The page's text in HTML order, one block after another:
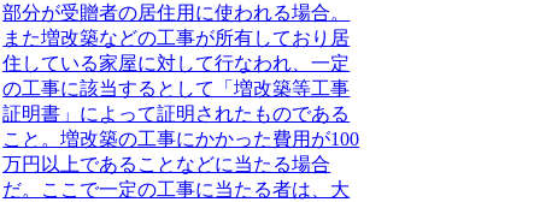
部分が受贈者の居住用に使われる場合。
また増改築などの工事が所有しており居
住している家屋に対して行なわれ、一定
の工事に該当するとして「増改築等工事
証明書」によって証明されたものである
こと。増改築の工事にかかった費用が100
万円以上であることなどに当たる場合
だ。ここで一定の工事に当たる者は、大